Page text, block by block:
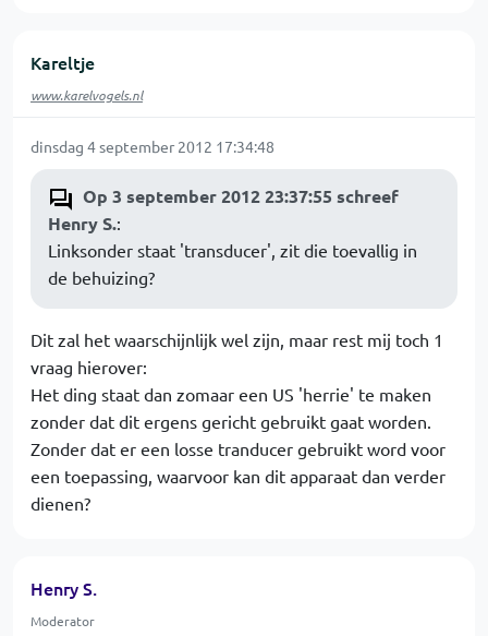
Kareltje
www.karelvogels.nl
dinsdag 4 september 2012 17:34:48
Op 3 september 2012 23:37:55 schreef
Henry S.:
Linksonder staat 'transducer', zit die toevallig in
de behuizing?
Dit zal het waarschijnlijk wel zijn, maar rest mij toch 1
vraag hierover:
Het ding staat dan zomaar een US 'herrie' te maken
zonder dat dit ergens gericht gebruikt gaat worden.
Zonder dat er een losse tranducer gebruikt word voor
een toepassing, waarvoor kan dit apparaat dan verder
dienen?
Henry S.
Moderator